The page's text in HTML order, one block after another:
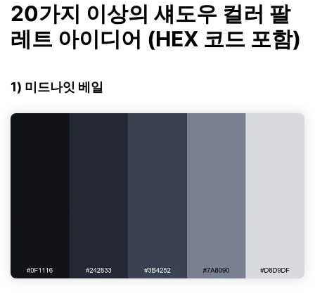
20가지 이상의 섀도우 컬러 팔
레트 아이디어 (HEX 코드 포함)
1) 미드나잇 베일